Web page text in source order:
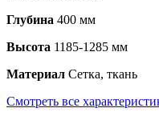
Глубина 400 мм
Высота 1185-1285 мм
Материал Сетка, ткань
Смотреть все